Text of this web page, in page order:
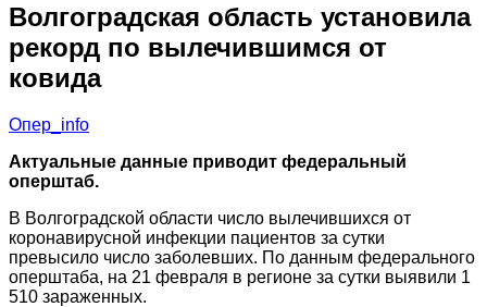
Волгоградская область установила
рекорд по вылечившимся от
ковида
Опер_info
Актуальные данные приводит федеральный
оперштаб.
В Волгоградской области число вылечившихся от
коронавирусной инфекции пациентов за сутки
превысило число заболевших. По данным федерального
оперштаба, на 21 февраля в регионе за сутки выявили 1
510 зараженных.